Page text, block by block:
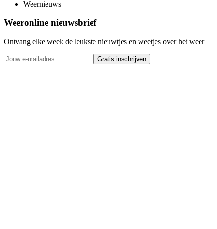
Weernieuws
Weeronline nieuwsbrief
Ontvang elke week de leukste nieuwtjes en weetjes over het weer
Gratis inschrijven